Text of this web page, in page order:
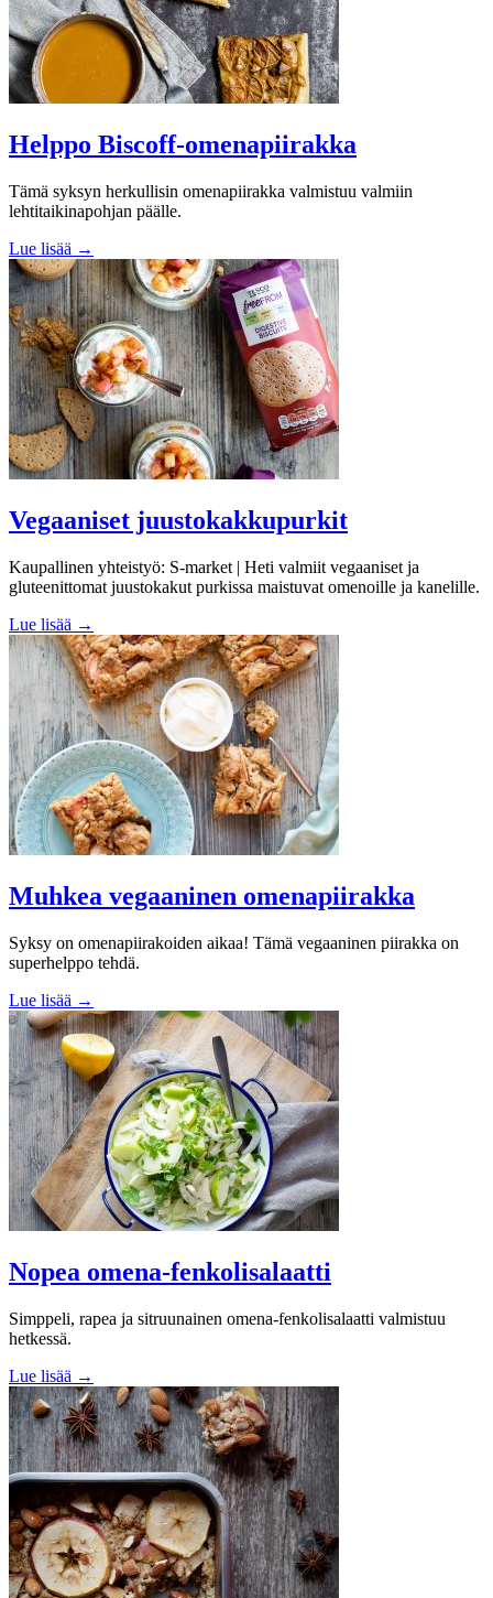
Helppo Biscoff-omenapiirakka
Tämä syksyn herkullisin omenapiirakka valmistuu valmiin
lehtitaikinapohjan päälle.
Lue lisää →
Vegaaniset juustokakkupurkit
Kaupallinen yhteistyö: S-market | Heti valmiit vegaaniset ja
gluteenittomat juustokakut purkissa maistuvat omenoille ja kanelille.
Lue lisää →
Muhkea vegaaninen omenapiirakka
Syksy on omenapiirakoiden aikaa! Tämä vegaaninen piirakka on
superhelppo tehdä.
Lue lisää →
Nopea omena-fenkolisalaatti
Simppeli, rapea ja sitruunainen omena-fenkolisalaatti valmistuu
hetkessä.
Lue lisää →